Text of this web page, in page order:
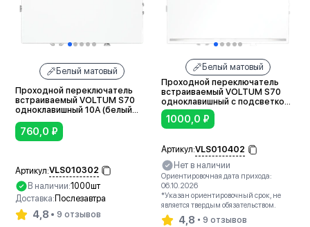
Белый матовый
Проходной переключатель
встраиваемый VOLTUM S70
одноклавишный 10А (белый
матовый)
760,0 ₽
Артикул:VLS010302
В наличии:1000шт
Доставка:Послезавтра
4,8 9 отзывов
Белый матовый
Проходной переключатель
встраиваемый VOLTUM S70
одноклавишный с подсветкой
10А (белый матовый)
1000,0 ₽
Артикул:VLS010402
Нет в наличии
Ориентировочная дата прихода:
06.10.2026
*Указан ориентировочный срок, не
является твердым обязательством.
4,8 9 отзывов